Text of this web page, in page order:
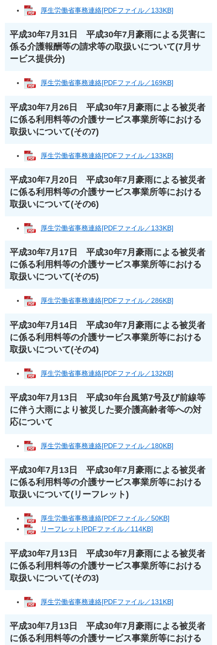
厚生労働省事務連絡[PDFファイル／133KB]
平成30年7月31日 平成30年7月豪雨による災害に
係る介護報酬等の請求等の取扱いについて(7月サ
ービス提供分)
厚生労働省事務連絡[PDFファイル／169KB]
平成30年7月26日 平成30年7月豪雨による被災者
に係る利用料等の介護サービス事業所等における
取扱いについて(その7)
厚生労働省事務連絡[PDFファイル／133KB]
平成30年7月20日 平成30年7月豪雨による被災者
に係る利用料等の介護サービス事業所等における
取扱いについて(その6)
厚生労働省事務連絡[PDFファイル／133KB]
平成30年7月17日 平成30年7月豪雨による被災者
に係る利用料等の介護サービス事業所等における
取扱いについて(その5)
厚生労働省事務連絡[PDFファイル／286KB]
平成30年7月14日 平成30年7月豪雨による被災者
に係る利用料等の介護サービス事業所等における
取扱いについて(その4)
厚生労働省事務連絡[PDFファイル／132KB]
平成30年7月13日 平成30年台風第7号及び前線等
に伴う大雨により被災した要介護高齢者等への対
応について
厚生労働省事務連絡[PDFファイル／180KB]
平成30年7月13日 平成30年7月豪雨による被災者
に係る利用料等の介護サービス事業所等における
取扱いについて(リーフレット)
厚生労働省事務連絡[PDFファイル／50KB]
リーフレット[PDFファイル／114KB]
平成30年7月13日 平成30年7月豪雨による被災者
に係る利用料等の介護サービス事業所等における
取扱いについて(その3)
厚生労働省事務連絡[PDFファイル／131KB]
平成30年7月13日 平成30年7月豪雨による被災者
に係る利用料等の介護サービス事業所等における